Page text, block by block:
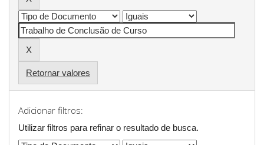
Retornar valores
Adicionar filtros:
Utilizar filtros para refinar o resultado de busca.